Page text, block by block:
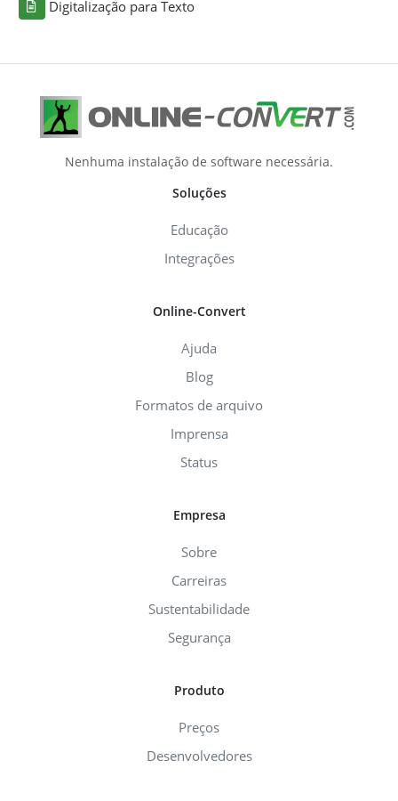
Digitalização para Texto
Nenhuma instalação de software necessária.
Soluções
Educação
Integrações
Online-Convert
Ajuda
Blog
Formatos de arquivo
Imprensa
Status
Empresa
Sobre
Carreiras
Sustentabilidade
Segurança
Produto
Preços
Desenvolvedores